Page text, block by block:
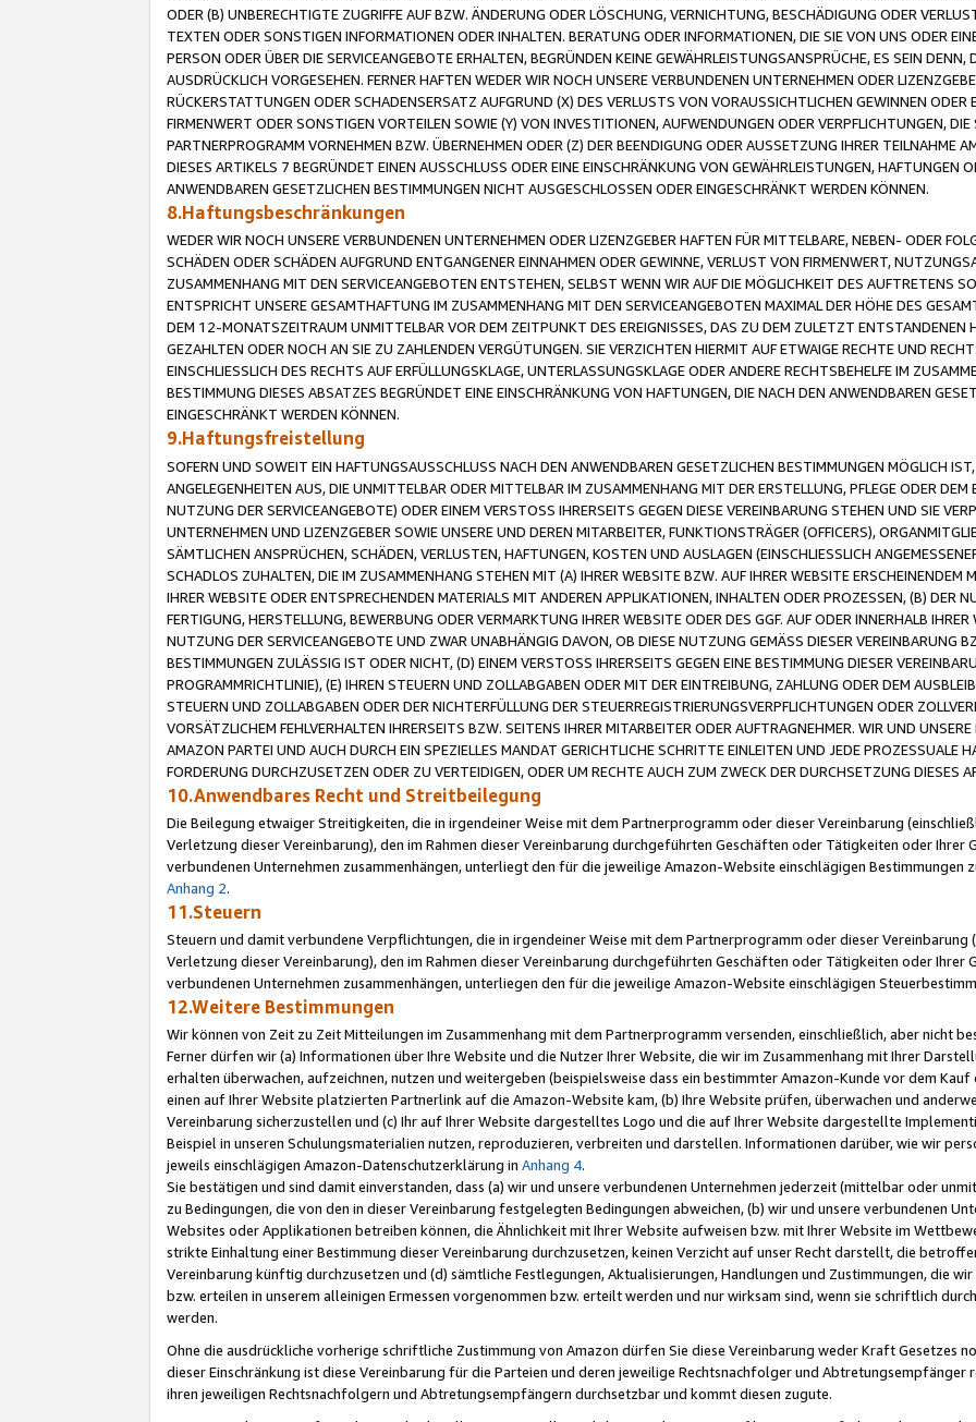
ODER (B) UNBERECHTIGTE ZUGRIFFE AUF BZW. ÄNDERUNG ODER LÖSCHUNG, VERNICHTUNG, BESCHÄDIGUNG ODER
TEXTEN ODER SONSTIGEN INFORMATIONEN ODER INHALTEN. BERATUNG ODER INFORMATIONEN, DIE SIE VON UNS ODER
PERSON ODER ÜBER DIE SERVICEANGEBOTE ERHALTEN, BEGRÜNDEN KEINE GEWÄHRLEISTUNGSANSPRÜCHE, ES SEIN DENN,
AUSDRÜCKLICH VORGESEHEN. FERNER HAFTEN WEDER WIR NOCH UNSERE VERBUNDENEN UNTERNEHMEN ODER
RÜCKERSTATTUNGEN ODER SCHADENSERSATZ AUFGRUND (X) DES VERLUSTS VON VORAUSSICHTLICHEN GEWINNEN
FIRMENWERT ODER SONSTIGEN VORTEILEN SOWIE (Y) VON INVESTITIONEN, AUFWENDUNGEN ODER VERPFLICHTUNGEN,
PARTNERPROGRAMM VORNEHMEN BZW. ÜBERNEHMEN ODER (Z) DER BEENDIGUNG ODER AUSSETZUNG IHRER TEILNAHME
DIESES ARTIKELS 7 BEGRÜNDET EINEN AUSSCHLUSS ODER EINE EINSCHRÄNKUNG VON GEWÄHRLEISTUNGEN, HAFTUNGEN
ANWENDBAREN GESETZLICHEN BESTIMMUNGEN NICHT AUSGESCHLOSSEN ODER EINGESCHRÄNKT WERDEN KÖNNEN.
8.Haftungsbeschränkungen
WEDER WIR NOCH UNSERE VERBUNDENEN UNTERNEHMEN ODER LIZENZGEBER HAFTEN FÜR MITTELBARE, NEBEN- ODER
SCHÄDEN ODER SCHÄDEN AUFGRUND ENTGANGENER EINNAHMEN ODER GEWINNE, VERLUST VON FIRMENWERT,
ZUSAMMENHANG MIT DEN SERVICEANGEBOTEN ENTSTEHEN, SELBST WENN WIR AUF DIE MÖGLICHKEIT DES AUFTRETENS
ENTSPRICHT UNSERE GESAMTHAFTUNG IM ZUSAMMENHANG MIT DEN SERVICEANGEBOTEN MAXIMAL DER HÖHE DES
DEM 12-MONATSZEITRAUM UNMITTELBAR VOR DEM ZEITPUNKT DES EREIGNISSES, DAS ZU DEM ZULETZT ENTSTANDENEN
GEZAHLTEN ODER NOCH AN SIE ZU ZAHLENDEN VERGÜTUNGEN. SIE VERZICHTEN HIERMIT AUF ETWAIGE RECHTE UND
EINSCHLIESSLICH DES RECHTS AUF ERFÜLLUNGSKLAGE, UNTERLASSUNGSKLAGE ODER ANDERE RECHTSBEHELFE IM
BESTIMMUNG DIESES ABSATZES BEGRÜNDET EINE EINSCHRÄNKUNG VON HAFTUNGEN, DIE NACH DEN ANWENDBAREN
EINGESCHRÄNKT WERDEN KÖNNEN.
9.Haftungsfreistellung
SOFERN UND SOWEIT EIN HAFTUNGSAUSSCHLUSS NACH DEN ANWENDBAREN GESETZLICHEN BESTIMMUNGEN MÖGLICH
ANGELEGENHEITEN AUS, DIE UNMITTELBAR ODER MITTELBAR IM ZUSAMMENHANG MIT DER ERSTELLUNG, PFLEGE ODER DEM
NUTZUNG DER SERVICEANGEBOTE) ODER EINEM VERSTOSS IHRERSEITS GEGEN DIESE VEREINBARUNG STEHEN UND SIE
UNTERNEHMEN UND LIZENZGEBER SOWIE UNSERE UND DEREN MITARBEITER, FUNKTIONSTRÄGER (OFFICERS),
SÄMTLICHEN ANSPRÜCHEN, SCHÄDEN, VERLUSTEN, HAFTUNGEN, KOSTEN UND AUSLAGEN (EINSCHLIESSLICH
SCHADLOS ZUHALTEN, DIE IM ZUSAMMENHANG STEHEN MIT (A) IHRER WEBSITE BZW. AUF IHRER WEBSITE ERSCHEINENDEM
IHRER WEBSITE ODER ENTSPRECHENDEN MATERIALS MIT ANDEREN APPLIKATIONEN, INHALTEN ODER PROZESSEN, (B) DER
FERTIGUNG, HERSTELLUNG, BEWERBUNG ODER VERMARKTUNG IHRER WEBSITE ODER DES GGF. AUF ODER INNERHALB
NUTZUNG DER SERVICEANGEBOTE UND ZWAR UNABHÄNGIG DAVON, OB DIESE NUTZUNG GEMÄSS DIESER VEREINBARUNG
BESTIMMUNGEN ZULÄSSIG IST ODER NICHT, (D) EINEM VERSTOSS IHRERSEITS GEGEN EINE BESTIMMUNG DIESER
PROGRAMMRICHTLINIE), (E) IHREN STEUERN UND ZOLLABGABEN ODER MIT DER EINTREIBUNG, ZAHLUNG ODER DEM
STEUERN UND ZOLLABGABEN ODER DER NICHTERFÜLLUNG DER STEUERREGISTRIERUNGSVERPFLICHTUNGEN ODER
VORSÄTZLICHEM FEHLVERHALTEN IHRERSEITS BZW. SEITENS IHRER MITARBEITER ODER AUFTRAGNEHMER. WIR UND
AMAZON PARTEI UND AUCH DURCH EIN SPEZIELLES MANDAT GERICHTLICHE SCHRITTE EINLEITEN UND JEDE PROZESSUALE
FORDERUNG DURCHZUSETZEN ODER ZU VERTEIDIGEN, ODER UM RECHTE AUCH ZUM ZWECK DER DURCHSETZUNG DIESES
10.Anwendbares Recht und Streitbeilegung
Die Beilegung etwaiger Streitigkeiten, die in irgendeiner Weise mit dem Partnerprogramm oder dieser Vereinbarung
Verletzung dieser Vereinbarung), den im Rahmen dieser Vereinbarung durchgeführten Geschäften oder Tätigkeiten oder Ihrer
verbundenen Unternehmen zusammenhängen, unterliegt den für die jeweilige Amazon-Website einschlägigen Bestimmungen
Anhang 2.
11.Steuern
Steuern und damit verbundene Verpflichtungen, die in irgendeiner Weise mit dem Partnerprogramm oder dieser
Verletzung dieser Vereinbarung), den im Rahmen dieser Vereinbarung durchgeführten Geschäften oder Tätigkeiten oder Ihrer
verbundenen Unternehmen zusammenhängen, unterliegen den für die jeweilige Amazon-Website einschlägigen
12.Weitere Bestimmungen
Wir können von Zeit zu Zeit Mitteilungen im Zusammenhang mit dem Partnerprogramm versenden, einschließlich, aber nicht
Ferner dürfen wir (a) Informationen über Ihre Website und die Nutzer Ihrer Website, die wir im Zusammenhang mit Ihrer
erhalten überwachen, aufzeichnen, nutzen und weitergeben (beispielsweise dass ein bestimmter Amazon-Kunde vor dem
einen auf Ihrer Website platzierten Partnerlink auf die Amazon-Website kam, (b) Ihre Website prüfen, überwachen und
Vereinbarung sicherzustellen und (c) Ihr auf Ihrer Website dargestelltes Logo und die auf Ihrer Website dargestellte
Beispiel in unseren Schulungsmaterialien nutzen, reproduzieren, verbreiten und darstellen. Informationen darüber, wie wir
jeweils einschlägigen Amazon-Datenschutzerklärung in Anhang 4.
Sie bestätigen und sind damit einverstanden, dass (a) wir und unsere verbundenen Unternehmen jederzeit (mittelbar oder
zu Bedingungen, die von den in dieser Vereinbarung festgelegten Bedingungen abweichen, (b) wir und unsere verbundenen
Websites oder Applikationen betreiben können, die Ähnlichkeit mit Ihrer Website aufweisen bzw. mit Ihrer Website im
strikte Einhaltung einer Bestimmung dieser Vereinbarung durchzusetzen, keinen Verzicht auf unser Recht darstellt, die
Vereinbarung künftig durchzusetzen und (d) sämtliche Festlegungen, Aktualisierungen, Handlungen und Zustimmungen, die
bzw. erteilen in unserem alleinigen Ermessen vorgenommen bzw. erteilt werden und nur wirksam sind, wenn sie schriftlich
werden.
Ohne die ausdrückliche vorherige schriftliche Zustimmung von Amazon dürfen Sie diese Vereinbarung weder Kraft Gesetzes
dieser Einschränkung ist diese Vereinbarung für die Parteien und deren jeweilige Rechtsnachfolger und Abtretungsempfänger
ihren jeweiligen Rechtsnachfolgern und Abtretungsempfängern durchsetzbar und kommt diesen zugute.